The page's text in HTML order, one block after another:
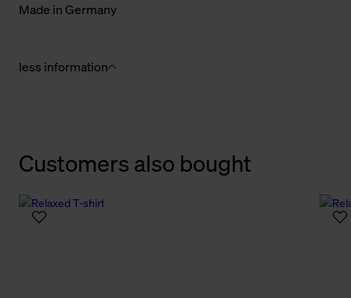
Made in Germany
less information
Customers also bought